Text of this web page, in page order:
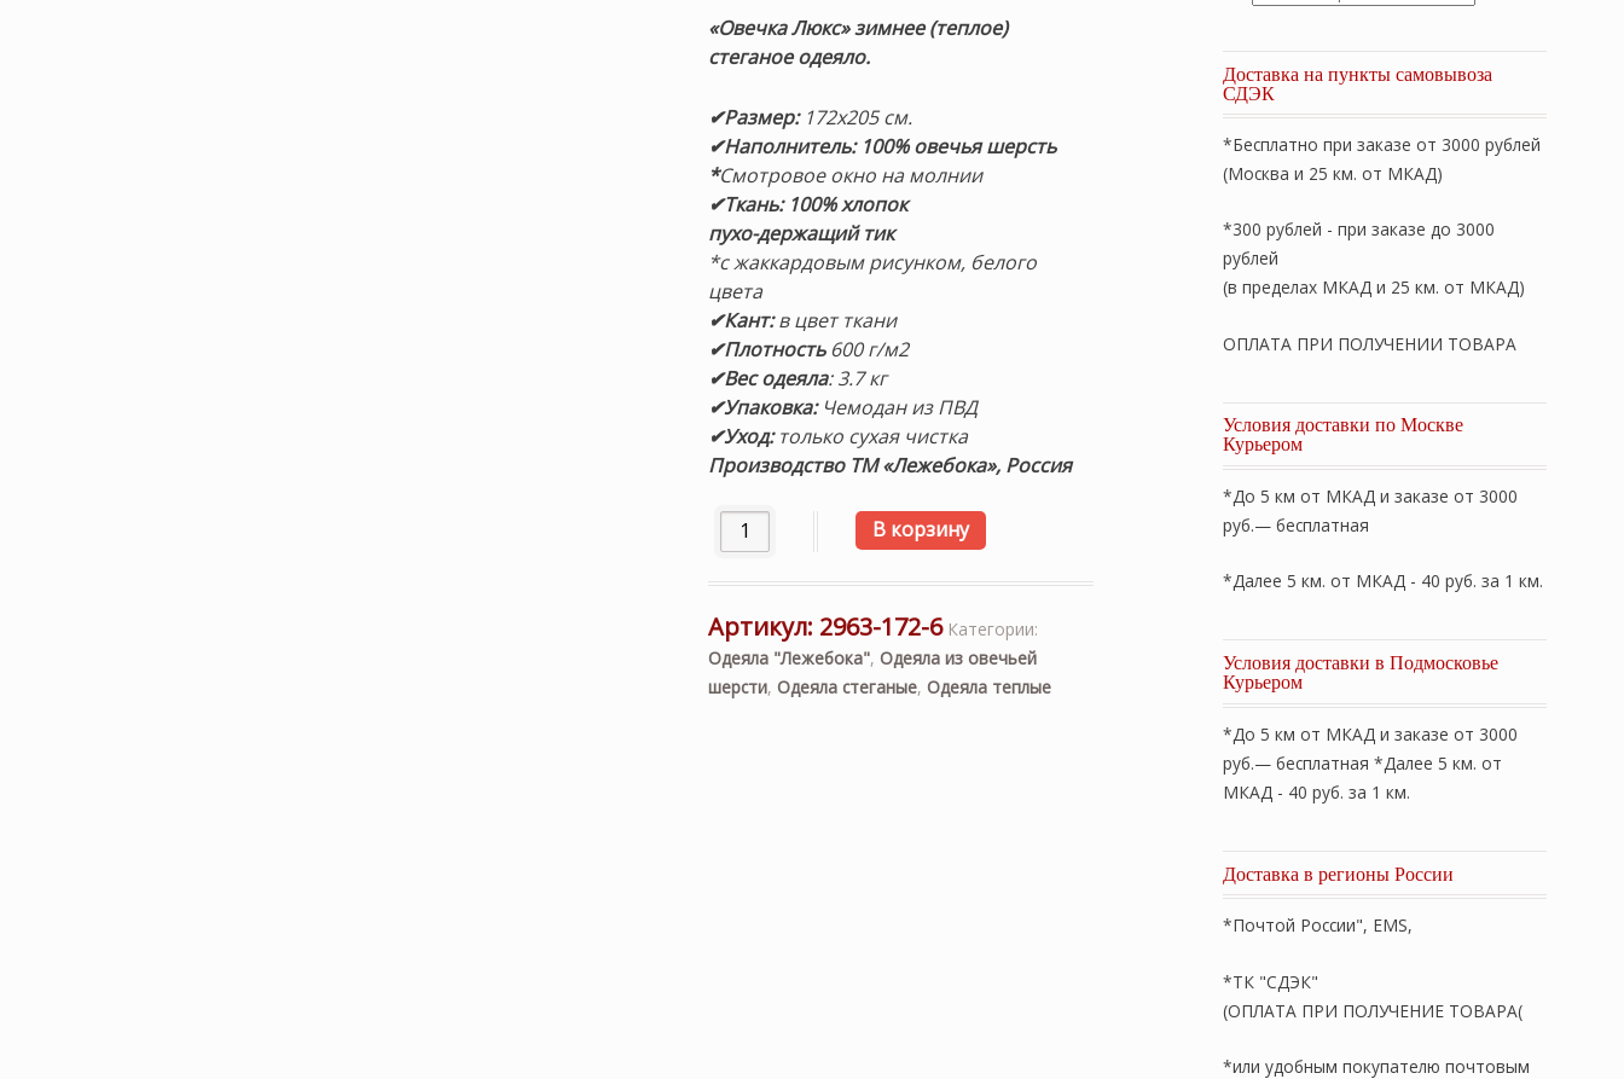
«Овечка Люкс» зимнее (теплое)
стеганое одеяло.
✔Размер:172х205 см.
✔Наполнитель: 100% овечья шерсть
*Смотровое окно на молнии
✔Ткань: 100% хлопок
пухо-держащий тик
*с жаккардовым рисунком, белого
цвета
✔Кант:в цвет ткани
✔Плотность600 г/м2
✔Вес одеяла: 3.7 кг
✔Упаковка:Чемодан из ПВД
✔Уход:только сухая чистка
Производство ТМ «Лежебока», Россия
Количество товара Одеяло овечья шерсть. "Овечка Люкс" 172х205см. Зимнее (теплое)
В корзину
Артикул: 2963-172-6 Категории:
Одеяла "Лежебока", Одеяла из овечьей
шерсти, Одеяла стеганые, Одеяла теплые
Доставка на пункты самовывоза
СДЭК
*Бесплатно при заказе от 3000 рублей
(Москва и 25 км. от МКАД)
*300 рублей - при заказе до 3000
рублей
(в пределах МКАД и 25 км. от МКАД)
ОПЛАТА ПРИ ПОЛУЧЕНИИ ТОВАРА
Условия доставки по Москве
Курьером
*До 5 км от МКАД и заказе от 3000
руб.— бесплатная
*Далее 5 км. от МКАД - 40 руб. за 1 км.
Условия доставки в Подмосковье
Курьером
*До 5 км от МКАД и заказе от 3000
руб.— бесплатная *Далее 5 км. от
МКАД - 40 руб. за 1 км.
Доставка в регионы России
*Почтой России", EMS,
*ТК "СДЭК"
(ОПЛАТА ПРИ ПОЛУЧЕНИЕ ТОВАРА(
*или удобным покупателю почтовым